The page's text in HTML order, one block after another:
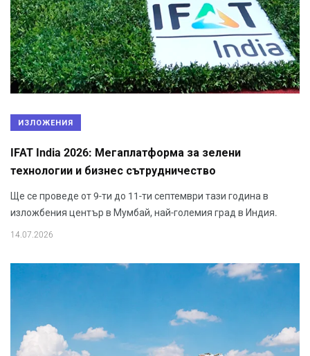
ИЗЛОЖЕНИЯ
IFAT India 2026: Мегаплатформа за зелени
технологии и бизнес сътрудничество
Ще се проведе от 9-ти до 11-ти септември тази година в
изложбения център в Мумбай, най-големия град в Индия.
14.07.2026